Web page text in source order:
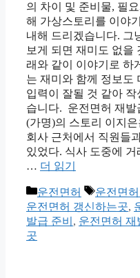
의 차이 및 준비물, 필
해 가상스토리를 이야
내해 드리겠습니다. 그
보게 되면 재미도 없을
래와 같이 이야기로 하
는 재미와 함께 정보도
입력이 잘될 것 같아 작
습니다. 운전면허 재발
(가명)의 스토리 이지
회사 근처에서 직원들
있었다. 식사 도중에 거
… 더 읽기
카
테
고
운전면허
태
그
운전면허
운전면허 갱신하는곳,
발급 준비 , 운전면허 재
곳